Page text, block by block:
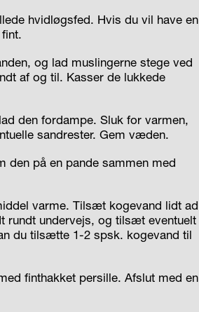
hvidløgsfed. Hvis du vil have en
og lad muslingerne stege ved
af og til. Kasser de lukkede
den fordampe. Sluk for varmen,
sandrester. Gem væden.
den på en pande sammen med
varme. Tilsæt kogevand lidt ad
rundt undervejs, og tilsæt eventuelt
du tilsætte 1-2 spsk. kogevand til
finthakket persille. Afslut med en